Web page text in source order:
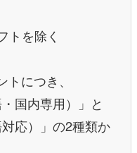
トを除く
につき、
国内専用）」と
応）」の2種類か